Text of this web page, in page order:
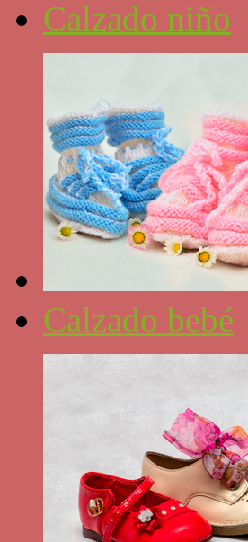
Calzado niño
Calzado bebé